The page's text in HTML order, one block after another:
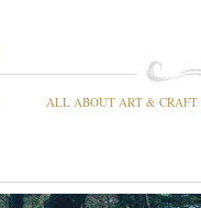
ALL ABOUT ART & CRAFT